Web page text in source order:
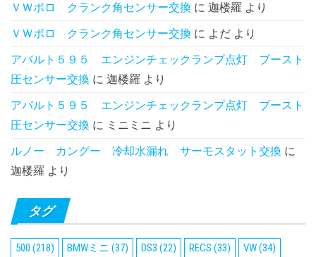
ー
ジ
送
り
ＶＷポロ クランク角センサー交換 に 迦楼羅 より
ＶＷポロ クランク角センサー交換 に よだ より
アバルト５９５ エンジンチェックランプ点灯 ブースト
圧センサー交換 に 迦楼羅 より
アバルト５９５ エンジンチェックランプ点灯 ブースト
圧センサー交換 に ミニミニ より
ルノー カングー 冷却水漏れ サーモスタット交換 に
迦楼羅 より
タグ
500 (218) BMWミニ (37) DS3 (22) RECS (33) VW(34)